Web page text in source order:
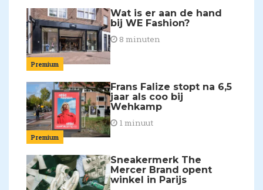
Premium
Wat is er aan de hand
bij WE Fashion?
8 minuten
Premium
Frans Falize stopt na 6,5
jaar als coo bij
Wehkamp
1 minuut
Sneakermerk The
Mercer Brand opent
winkel in Parijs